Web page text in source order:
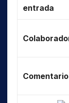
entrada
Comentario